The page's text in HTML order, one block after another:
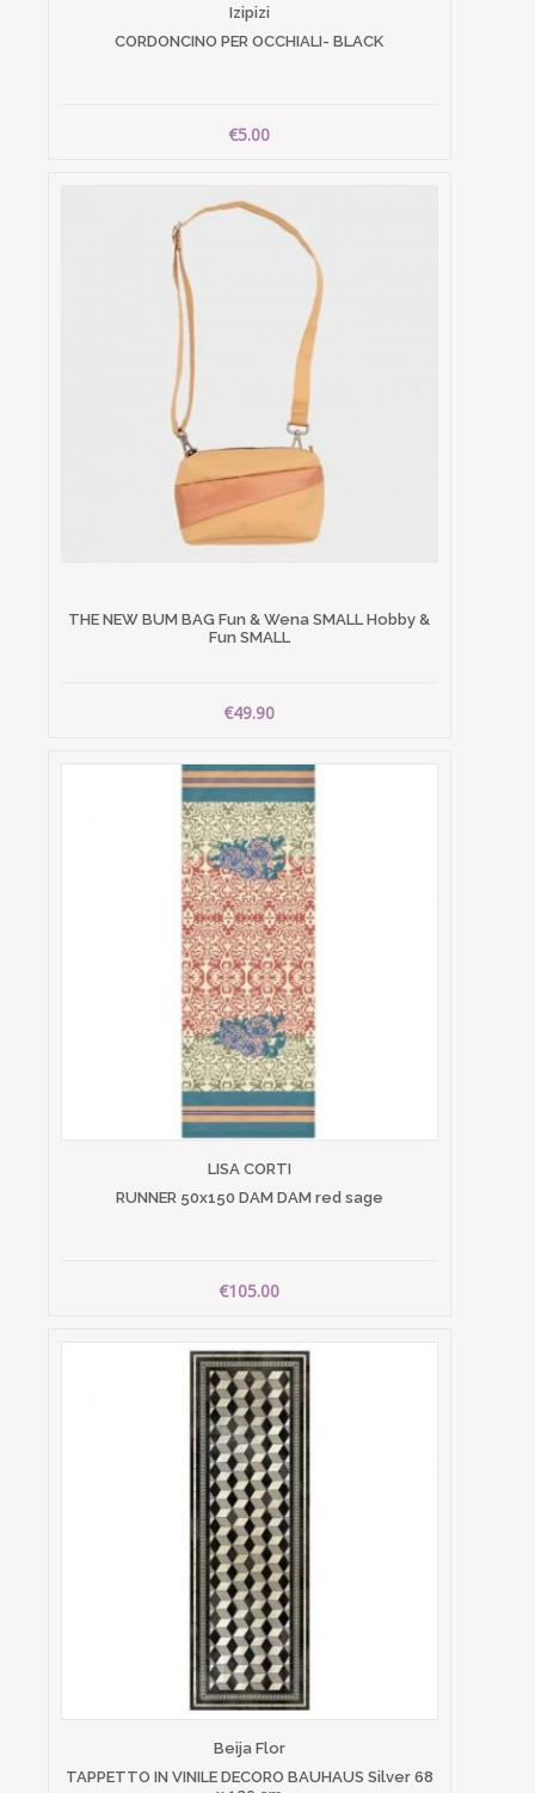
Izipizi
CORDONCINO PER OCCHIALI- BLACK
€5.00
THE NEW BUM BAG Fun & Wena SMALL Hobby &
Fun SMALL
€49.90
LISA CORTI
RUNNER 50x150 DAM DAM red sage
€105.00
Beija Flor
TAPPETTO IN VINILE DECORO BAUHAUS Silver 68